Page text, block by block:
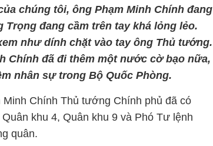
chúng tôi, ông Phạm Minh Chính đang
Trọng đang cầm trên tay khá lỏng lẻo.
như dính chặt vào tay ông Thủ tướng.
Chính đã đi thêm một nước cờ bạo nữa,
nhân sự trong Bộ Quốc Phòng.
Chính Thủ tướng Chính phủ đã có
khu 4, Quân khu 9 và Phó Tư lệnh
quân.